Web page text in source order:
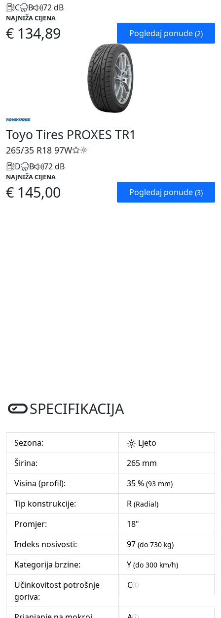
C B 72 dB
NAJNIŽA CIJENA
€ 134,89 Pogledaj ponude (2)
Toyo Tires PROXES TR1
265/35 R18 97W
D B 72 dB
NAJNIŽA CIJENA
€ 145,00 Pogledaj ponude (3)
SPECIFIKACIJA
Sezona:
Ljeto
Širina:
265 mm
Visina (profil):
35 % (93 mm)
Tip konstrukcije: R (Radial)
Promjer:
18"
Indeks nosivosti:
97 (do 730 kg)
Kategorija brzine: Y (do 300 km/h)
Učinkovitost potrošnje
goriva:
C